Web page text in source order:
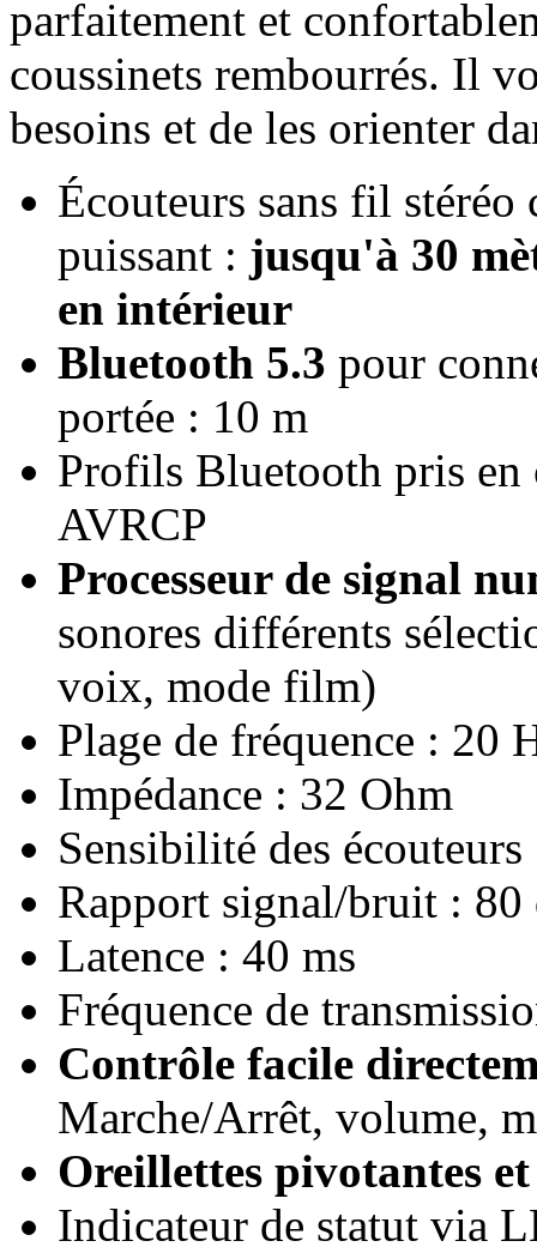
parfaitement et
coussinets rembourrés. Il
besoins et de les orienter
Écouteurs sans fil
puissant : jusqu'à 30
en intérieur
Bluetooth 5.3 pour
portée : 10 m
Profils Bluetooth pris en
AVRCP
Processeur de signal
sonores différents
voix, mode film)
Plage de fréquence : 20
Impédance : 32 Ohm
Sensibilité des
Rapport signal/bruit : 80
Latence : 40 ms
Fréquence de
Contrôle facile
Marche/Arrêt, volume,
Oreillettes pivotantes
Indicateur de statut via